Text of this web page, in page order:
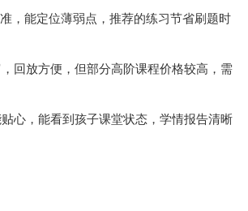
，能定位薄弱点，推荐的练习节省刷题时
回放方便，但部分高阶课程价格较高，需
心，能看到孩子课堂状态，学情报告清晰